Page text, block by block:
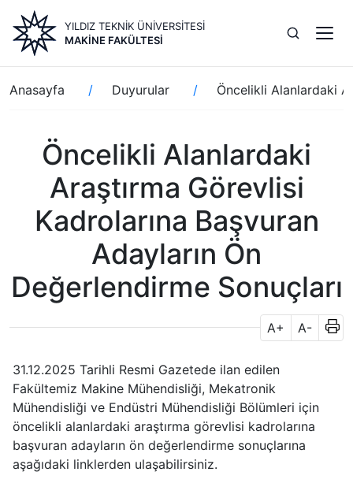
içeriğe
atla
YILDIZ TEKNİK ÜNİVERSİTESİ
MAKİNE FAKÜLTESİ
Sayfa
yolu
Anasayfa Duyurular Öncelikli Alanlardaki
Öncelikli Alanlardaki
Araştırma Görevlisi
Kadrolarına Başvuran
Adayların Ön
Değerlendirme Sonuçları
A+ A-
31.12.2025 Tarihli Resmi Gazetede ilan edilen
Fakültemiz Makine Mühendisliği, Mekatronik
Mühendisliği ve Endüstri Mühendisliği Bölümleri için
öncelikli alanlardaki araştırma görevlisi kadrolarına
başvuran adayların ön değerlendirme sonuçlarına
aşağıdaki linklerden ulaşabilirsiniz.